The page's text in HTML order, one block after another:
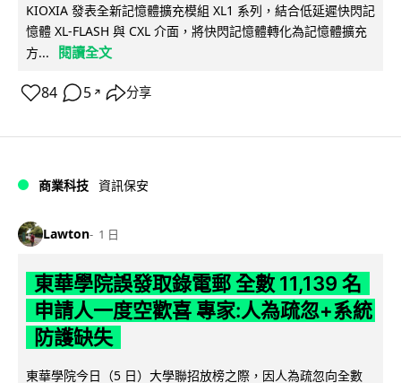
KIOXIA 發表全新記憶體擴充模組 XL1 系列，結合低延遲快閃記
憶體 XL-FLASH 與 CXL 介面，將快閃記憶體轉化為記憶體擴充
方...
閱讀全文
84 5 ↗ 分享
商業科技 資訊保安
Lawton 1 日
東華學院誤發取錄電郵 全數 11,139 名
申請人一度空歡喜 專家:人為疏忽+系統
防護缺失
東華學院今日（5 日）大學聯招放榜之際，因人為疏忽向全數